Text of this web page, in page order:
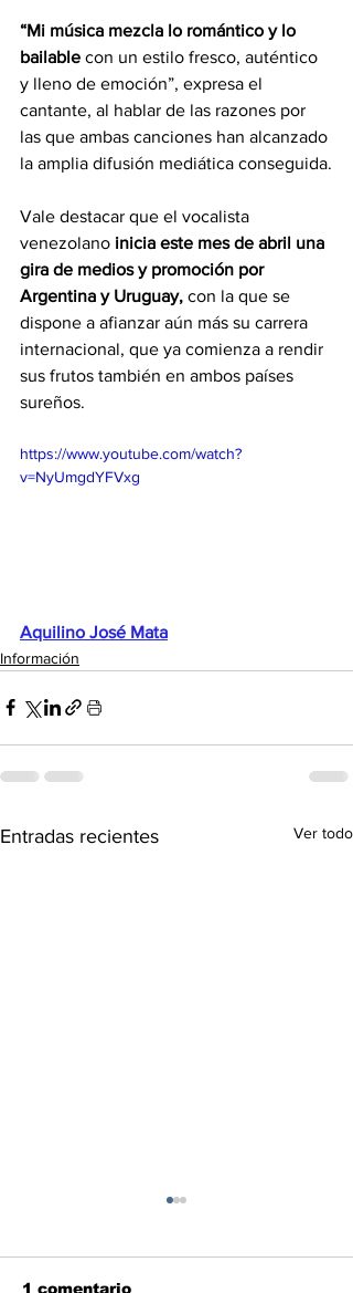
“Mi música mezcla lo romántico y lo
bailable con un estilo fresco, auténtico
y lleno de emoción”, expresa el
cantante, al hablar de las razones por
las que ambas canciones han alcanzado
la amplia difusión mediática conseguida.
Vale destacar que el vocalista
venezolano inicia este mes de abril una
gira de medios y promoción por
Argentina y Uruguay, con la que se
dispone a afianzar aún más su carrera
internacional, que ya comienza a rendir
sus frutos también en ambos países
sureños.
https://www.youtube.com/watch?
v=NyUmgdYFVxg
Aquilino José Mata
Información
Entradas recientes Ver todo
1 comentario